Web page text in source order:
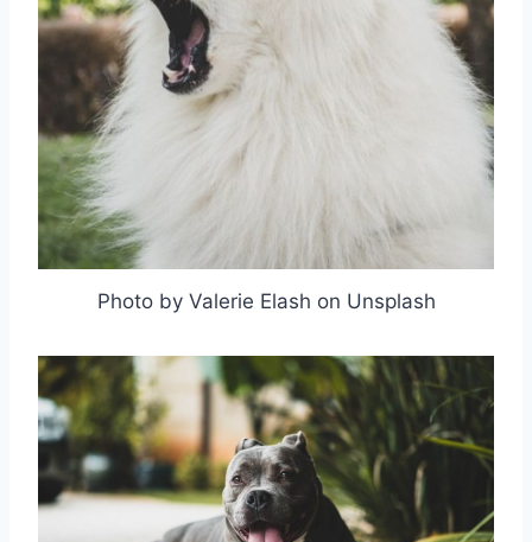
Photo by Valerie Elash on Unsplash